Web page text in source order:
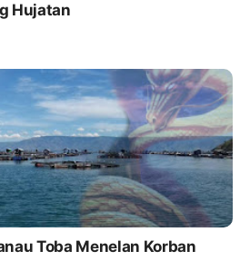
Hujatan
Toba Menelan Korban